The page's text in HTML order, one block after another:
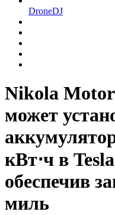
DroneDJ
Nikola Motor
может
кВт⋅ч в
обеспечив
миль